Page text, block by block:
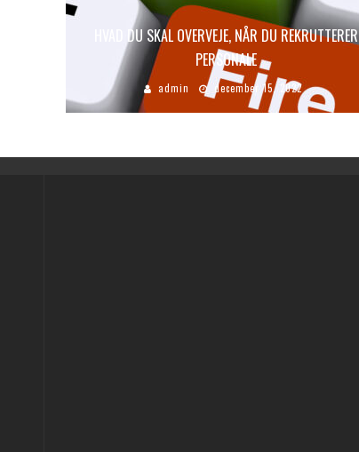
HVAD DU SKAL OVERVEJE, NÅR DU REKRUTTERER
PERSONALE
admin december 15, 2022